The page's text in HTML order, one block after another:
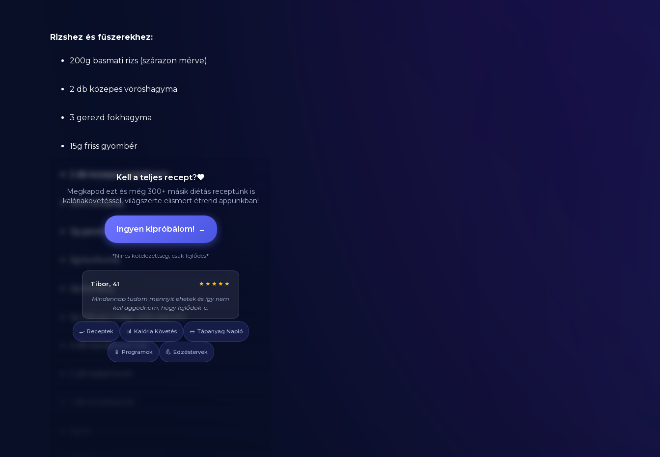
Rizshez és fűszerekhez:
200g basmati rizs (szárazon mérve)
2 db közepes vöröshagyma
3 gerezd fokhagyma
15g friss gyömbér
2 db közepes paradicsom
10ml olívaolaj
3g garam masala
2g kurkuma
3g kömény
1g chili por (vagy ízlés szerint)
4 db kardamom tok
Kell a teljes recept?💙
Megkapod ezt és még 300+ másik diétás receptünk is
kalóriakövetéssel, világszerte elismert étrend appunkban!
Ingyen kipróbálom! →
*Nincs kötelezettség, csak fejlődés*
Réka, 29 ★★★★★
Azt hittem diétán csak csirkét és brokkolit lehet
enni, veletek mindig tudok valami finomat
enni, és sosem éhezem!
🍳 Receptek 📊 Kalória Követés 🥗 Tápanyag Napló
📱 Programok 💪 Edzéstervek